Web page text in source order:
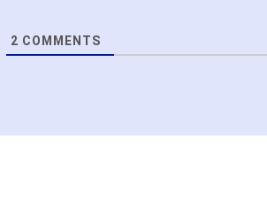
2 COMMENTS